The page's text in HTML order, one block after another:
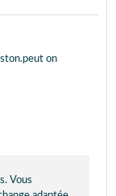
on
Vous